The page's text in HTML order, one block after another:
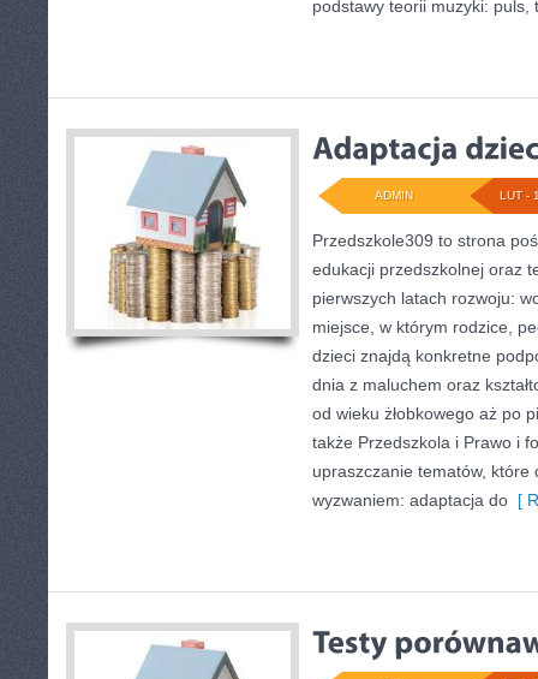
podstawy teorii muzyki: puls,
LUT -
ADMIN
Przedszkole309 to strona
edukacji przedszkolnej oraz
pierwszych latach rozwoju:
miejsce, w którym rodzice,
dzieci znajdą konkretne
dnia z maluchem oraz
od wieku żłobkowego aż po
także Przedszkola i Prawo i
upraszczanie tematów, które
wyzwaniem: adaptacja do [